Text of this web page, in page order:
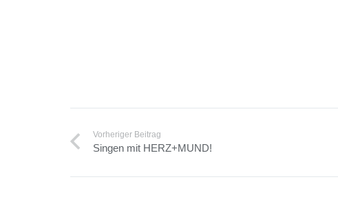
Vorheriger Beitrag
Singen mit HERZ+MUND!